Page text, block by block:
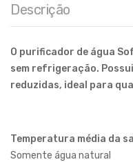
Descrição
O purificador de água
sem refrigeração.
reduzidas, ideal para
Temperatura média da
Somente água natural